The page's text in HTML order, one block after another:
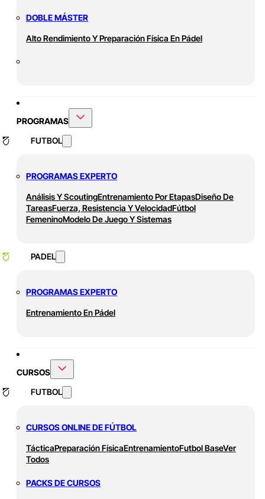
DOBLE MÁSTER
Alto Rendimiento Y Preparación Física En Pádel
PROGRAMAS
FUTBOL
PROGRAMAS EXPERTO
Análisis Y ScoutingEntrenamiento Por EtapasDiseño De
TareasFuerza, Resistencia Y VelocidadFútbol
FemeninoModelo De Juego Y Sistemas
PADEL
PROGRAMAS EXPERTO
Entrenamiento En Pádel
CURSOS
FUTBOL
CURSOS ONLINE DE FÚTBOL
TácticaPreparación FísicaEntrenamientoFutbol BaseVer
Todos
PACKS DE CURSOS